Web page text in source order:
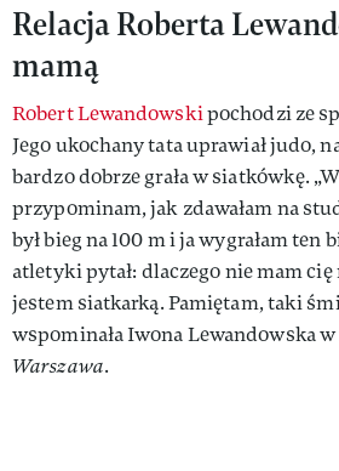
Relacja Roberta
mamą
Robert Lewandowskipochodzi ze
Jego ukochany tata uprawiał judo,
bardzo dobrze grała w siatkówkę.
przypominam, jak zdawałam na
był bieg na 100 m i ja wygrałam ten
atletyki pytał: dlaczego nie mam
jestem siatkarką. Pamiętam, taki
wspominała Iwona Lewandowska
Warszawa.